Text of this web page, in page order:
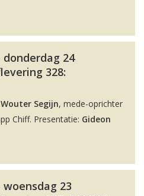
24
328:
Wouter Segijn, mede-oprichter
Chiff. Presentatie: Gideon
23